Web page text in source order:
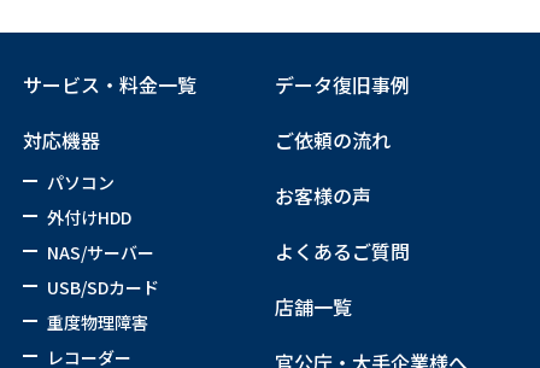
サービス・料金一覧
対応機器
パソコン
外付けHDD
NAS/サーバー
USB/SDカード
重度物理障害
レコーダー
データ復旧事例
ご依頼の流れ
お客様の声
よくあるご質問
店舗一覧
官公庁・大手企業様へ